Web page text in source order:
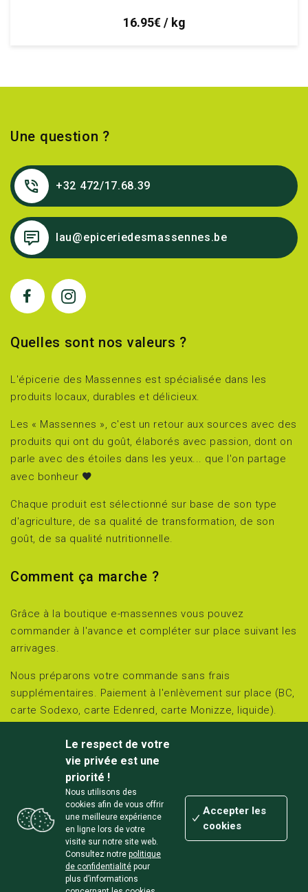
16.95€ / kg
Une question ?
+32 472/17.68.39
lau@epiceriedesmassennes.be
Quelles sont nos valeurs ?
L'épicerie des Massennes est spécialisée dans les
produits locaux, durables et délicieux.
Les « Massennes », c'est un retour aux sources avec des
produits qui ont du goût, élaborés avec passion, dont on
parle avec des étoiles dans les yeux... que l'on partage
avec bonheur
Chaque produit est sélectionné sur base de son type
d'agriculture, de sa qualité de transformation, de son
goût, de sa qualité nutritionnelle.
Comment ça marche ?
Grâce à la boutique e-massennes vous pouvez
commander à l'avance et compléter sur place suivant les
arrivages.
Nous préparons votre commande sans frais
supplémentaires. Paiement à l'enlèvement sur place (BC,
carte Sodexo, carte Edenred, carte Monizze, liquide).
Retirez et réglez sur place le jour choisi :
jeudi et vendredi de 15h00 à 18h00 et
samedi de 10h00 à 18h00.
Chemin des Massennes 3 à Awagne (Lisogne/Dinant)
site Zéro carboneconçu et développé localement par
Le respect de votre
vie privée est une
priorité !
Nous utilisons des
cookies afin de vous offrir
une meilleure expérience
en ligne lors de votre
visite sur notre site web.
Consultez notre politique
de confidentialité pour
plus d’informations
Accepter les
cookies